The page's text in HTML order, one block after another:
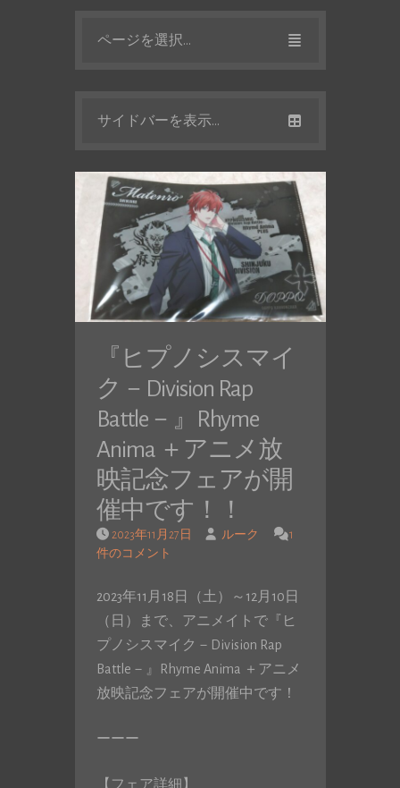
ページを選択...
サイドバーを表示...
『ヒプノシスマイ
ク－Division Rap
Battle－』Rhyme
Anima ＋アニメ放
映記念フェアが開
催中です！！
2023年11月27日 ルーク
1
件のコメント
2023年11月18日（土）～12月10日
（日）まで、アニメイトで『ヒ
プノシスマイク－Division Rap
Battle－』Rhyme Anima ＋アニメ
放映記念フェアが開催中です！
ーーー
【フェア詳細】